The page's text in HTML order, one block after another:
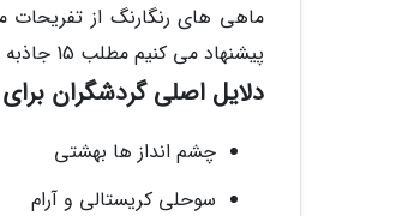
ماهی های رنگارنگ از
پیشنهاد می کنیم مطلب 15 جاذبه معروف مارماریس را مطالعه کنید.
دلایل اصلی گردشگران
چشم انداز ها بهشتی
سوحلی کریستالی و آرام